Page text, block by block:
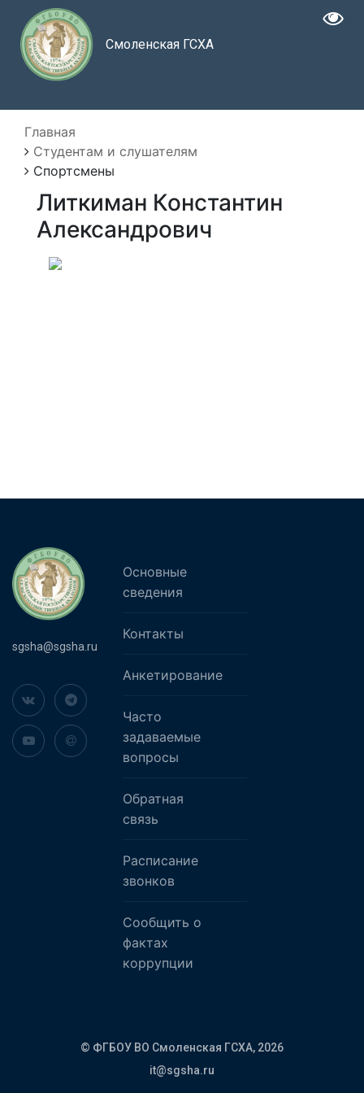
Смоленская ГСХА
Главная
Студентам и слушателям
Спортсмены
Литкиман Константин
Александрович
sgsha@sgsha.ru
Основные
сведения
Контакты
Анкетирование
Часто
задаваемые
вопросы
Обратная
связь
Расписание
звонков
Сообщить о
фактах
коррупции
© ФГБОУ ВО Смоленская ГСХА, 2026
it@sgsha.ru